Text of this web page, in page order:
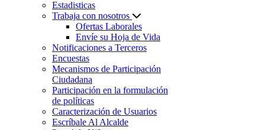
Estadisticas
Trabaja con nosotros
Ofertas Laborales
Envíe su Hoja de Vida
Notificaciones a Terceros
Encuestas
Mecanismos de Participación
Ciudadana
Participación en la formulación
de políticas
Caracterización de Usuarios
Escríbale Al Alcalde